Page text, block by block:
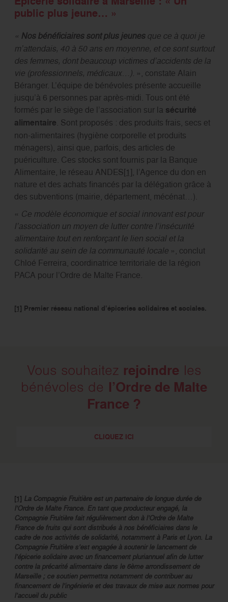
public plus jeune… »
« Nos bénéficiaires sont plus jeunesque ce à quoi je
m’attendais, 40 à 50 ans en moyenne, et ce sont surtout
des femmes, dont beaucoup victimes d’accidents de la
vie (professionnels, médicaux…). », constate Alain
Béranger. L’équipe de bénévoles présente accueille
jusqu’à 6 personnes par après-midi. Tous ont été
formés par le siège de l’association sur la sécurité
alimentaire. Sont proposés : des produits frais, secs et
non-alimentaires (hygiène corporelle et produits
ménagers), ainsi que, parfois, des articles de
puériculture. Ces stocks sont fournis par la Banque
Alimentaire, le réseau ANDES[1], l’Agence du don en
nature et des achats financés par la délégation grâce à
des subventions (mairie, département, mécénat…).
« Ce modèle économique et social innovant est pour
l’association un moyen de lutter contre l’insécurité
alimentaire tout en renforçant le lien social et la
solidarité au sein de la communauté locale», conclut
Chloé Ferreira, coordinatrice territoriale de la région
PACA pour l’Ordre de Malte France.
[1] Premier réseau national d’épiceries solidaires et sociales.
Vous souhaitez rejoindre les
bénévoles de l’Ordre de Malte
France ?
CLIQUEZ ICI
[1] La Compagnie Fruitière est un partenaire de longue durée de
l’Ordre de Malte France. En tant que producteur engagé, la
Compagnie Fruitière fait régulièrement don à l’Ordre de Malte
France de fruits qui sont distribués à nos bénéficiaires dans le
cadre de nos activités de solidarité, notamment à Paris et Lyon. La
Compagnie Fruitière s’est engagée à soutenir le lancement de
l’épicerie solidaire avec un financement pluriannuel afin de lutter
contre la précarité alimentaire dans le 6ème arrondissement de
Marseille ; ce soutien permettra notamment de contribuer au
financement de l’ingénierie et des travaux de mise aux normes pour
l’accueil du public